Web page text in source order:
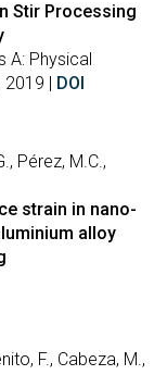
Stir Processing
A: Physical
2019 | DOI
Pérez, M.C.,
strain in nano-
alloy
F., Cabeza, M.,